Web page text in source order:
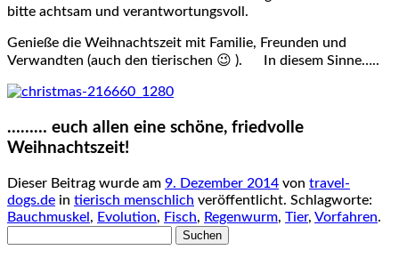
bitte achtsam und verantwortungsvoll.
Genieße die Weihnachtszeit mit Familie, Freunden und
Verwandten (auch den tierischen 😉 ). In diesem Sinne…..
……… euch allen eine schöne, friedvolle
Weihnachtszeit!
Dieser Beitrag wurde am 9. Dezember 2014 von travel-
dogs.de in tierisch menschlich veröffentlicht. Schlagworte:
Bauchmuskel, Evolution, Fisch, Regenwurm, Tier, Vorfahren.
nach: